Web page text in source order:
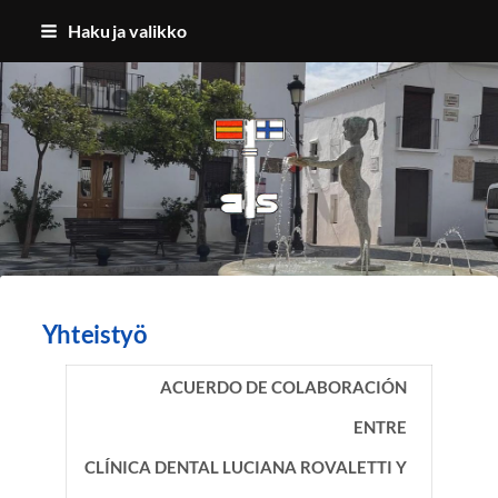
Siirry
sisältöön
Haku ja valikko
Benalmadenan Suomalaiset ry
Yhteistyö
ACUERDO DE COLABORACIÓN
ENTRE
CLÍNICA DENTAL LUCIANA ROVALETTI Y